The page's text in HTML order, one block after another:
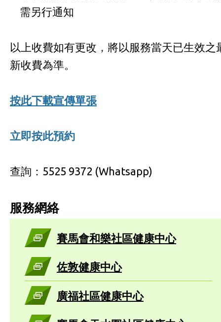
需另行通知
以上收費如有更改，將以服務當天已生效之
新收費為準。
按此下載宣傳單張
立即按此預約
查詢：5525 9372 (Whatsapp)
服務網絡
賽馬會和樂社區健康中心
佐敦健康中心
廣福社區健康中心